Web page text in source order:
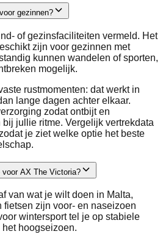
gezinnen?
of gezinsfaciliteiten vermeld. Het
zijn voor gezinnen met
kunnen wandelen of sporten,
mogelijk.
rustmomenten: dat werkt in
lange dagen achter elkaar.
zodat ontbijt en
jullie ritme. Vergelijk vertrekdata
je ziet welke optie het beste
voor AX The Victoria?
van wat je wilt doen in Malta,
fietsen zijn voor- en naseizoen
wintersport tel je op stabiele
hoogseizoen.